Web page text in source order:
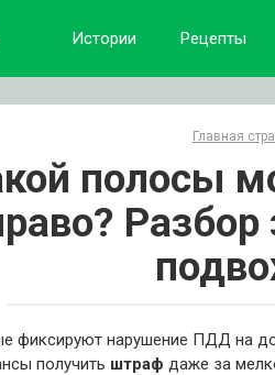
Истории Рецепты
Главная
полосы
фиксируют нарушение ПДД на
получить штраф даже за